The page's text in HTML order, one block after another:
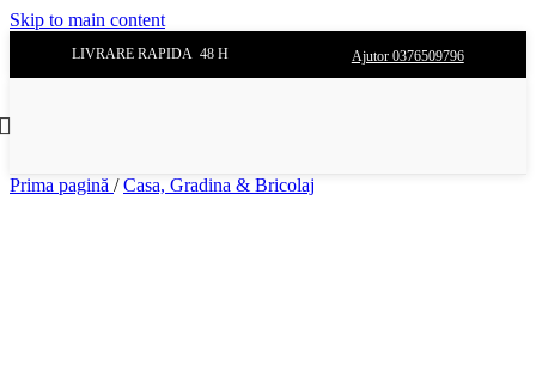
Skip to main content
LIVRARE RAPIDA 48 H Ajutor 0376509796
Prima pagină / Casa, Gradina & Bricolaj